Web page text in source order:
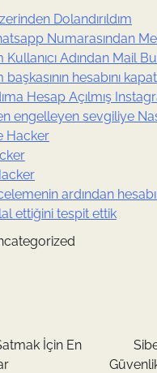
Dolandırıldım
Numarasından
Adından Mail
hesabını
Hesap Açılmış
engelleyen sevgiliye
Hacker
ardından
ettiğini tespit ettik
İçin En